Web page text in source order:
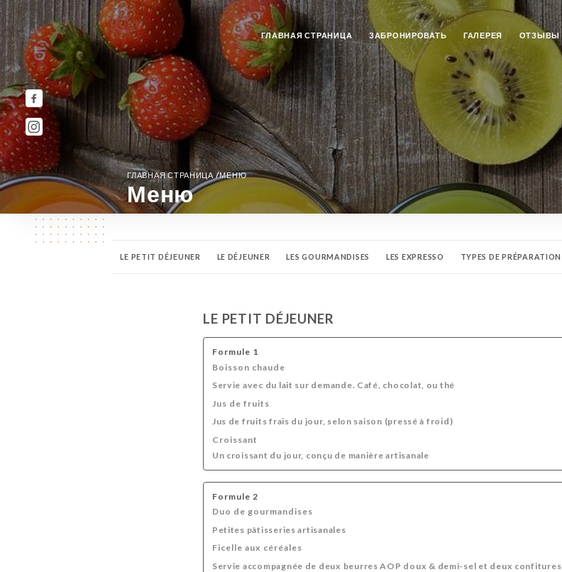
ГЛАВНАЯ СТРАНИЦА ЗАБРОНИРОВАТЬ ГАЛЕРЕЯ ОТЗЫВЫ
ГЛАВНАЯ СТРАНИЦА/МЕНЮ
Меню
LE PETIT DÉJEUNER LE DÉJEUNER LES GOURMANDISES LES EXPRESSO TYPES DE PRÉPARATION
LE PETIT DÉJEUNER
Formule 1
Boisson chaude
Servie avec du lait sur demande. Café, chocolat, ou thé
Jus de fruits
Jus de fruits frais du jour, selon saison (pressé à froid)
Croissant
Un croissant du jour, conçu de manière artisanale
Formule 2
Duo de gourmandises
Petites pâtisseries artisanales
Ficelle aux céréales
Servie accompagnée de deux beurres AOP doux & demi-sel et deux confitures